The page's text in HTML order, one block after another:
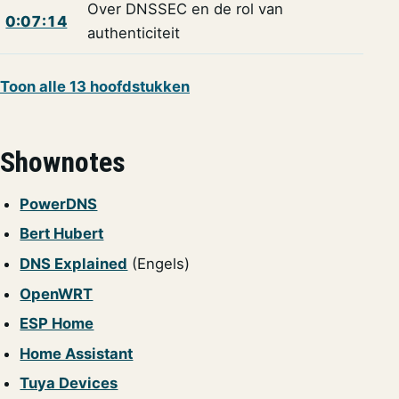
0:07:14
Over DNSSEC en de rol van
authenticiteit
Toon alle 13 hoofdstukken
Shownotes
PowerDNS
Bert Hubert
DNS Explained (Engels)
OpenWRT
ESP Home
Home Assistant
Tuya Devices